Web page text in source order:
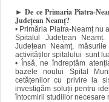
► De ce Primaria Piatra-
Județean Neamț?
• Primăria Piatra-Neamț nu
Spitalul Județean
Județean Neamț,
activităților spitalului sunt
• Însă, ne îndreptăm
bazele noului Spital
cetățenilor cu privire la
investigăm soluții pentru
întocmirii studiilor necesare